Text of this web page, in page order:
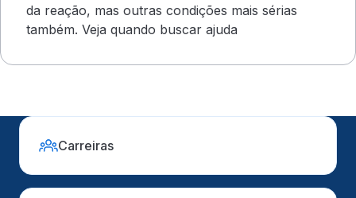
da reação, mas outras condições mais sérias
também. Veja quando buscar ajuda
Carreiras